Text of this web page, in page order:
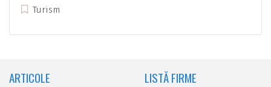
Turism
ARTICOLE LISTĂ FIRME